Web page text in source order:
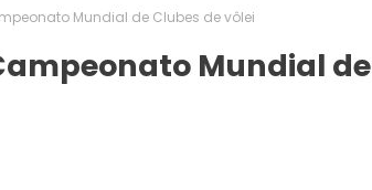
Mundial de Clubes de vôlei
Mundial de